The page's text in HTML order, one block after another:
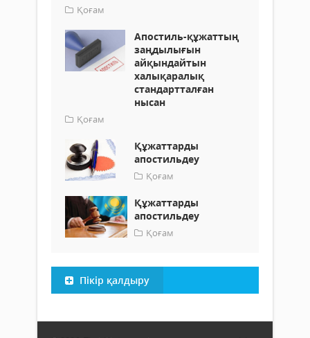
Қоғам
Апостиль-құжаттың
заңдылығын
айқындайтын
халықаралық
стандартталған
нысан
Қоғам
Құжаттарды
апостильдеу
Қоғам
Құжаттарды
апостильдеу
Қоғам
Пікір қалдыру